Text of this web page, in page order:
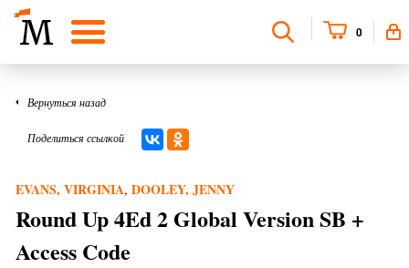
0
Вернуться назад
Поделиться ссылкой
EVANS, VIRGINIA, DOOLEY, JENNY
Round Up 4Ed 2 Global Version SB +
Access Code